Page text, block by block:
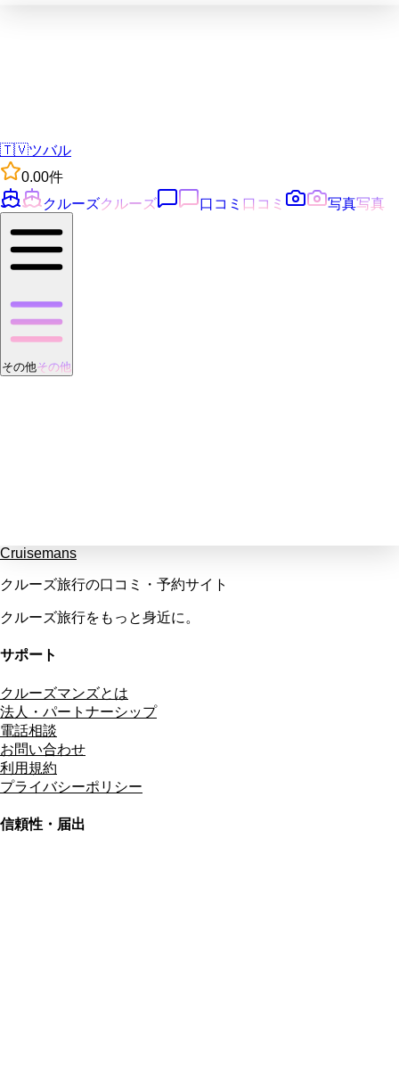
🇹🇻ツバル
0.00件
クルーズクルーズ 口コミ 口コミ 写真写真
その他その他
Cruisemans
クルーズ旅行の口コミ・予約サイト
クルーズ旅行をもっと身近に。
サポート
クルーズマンズとは
法人・パートナーシップ
電話相談
お問い合わせ
利用規約
プライバシーポリシー
信頼性・届出